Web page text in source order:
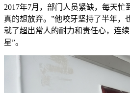
2017年7月，部门人员紧缺，每天忙
真的想放弃。”他咬牙坚持了半年，
就了超出常人的耐力和责任心，连
星”。